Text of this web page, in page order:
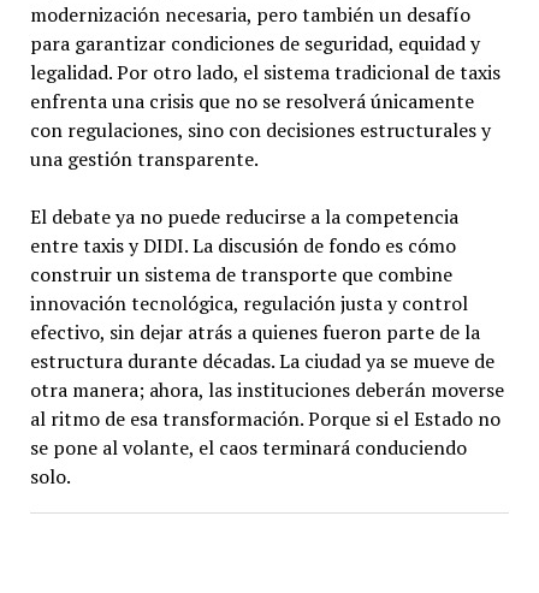
modernización necesaria, pero también un desafío
para garantizar condiciones de seguridad, equidad y
legalidad. Por otro lado, el sistema tradicional de taxis
enfrenta una crisis que no se resolverá únicamente
con regulaciones, sino con decisiones estructurales y
una gestión transparente.
El debate ya no puede reducirse a la competencia
entre taxis y DIDI. La discusión de fondo es cómo
construir un sistema de transporte que combine
innovación tecnológica, regulación justa y control
efectivo, sin dejar atrás a quienes fueron parte de la
estructura durante décadas. La ciudad ya se mueve de
otra manera; ahora, las instituciones deberán moverse
al ritmo de esa transformación. Porque si el Estado no
se pone al volante, el caos terminará conduciendo
solo.